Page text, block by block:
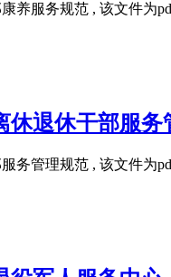
养服务规范 , 该文件
休退休干部服务
务管理规范 , 该文件